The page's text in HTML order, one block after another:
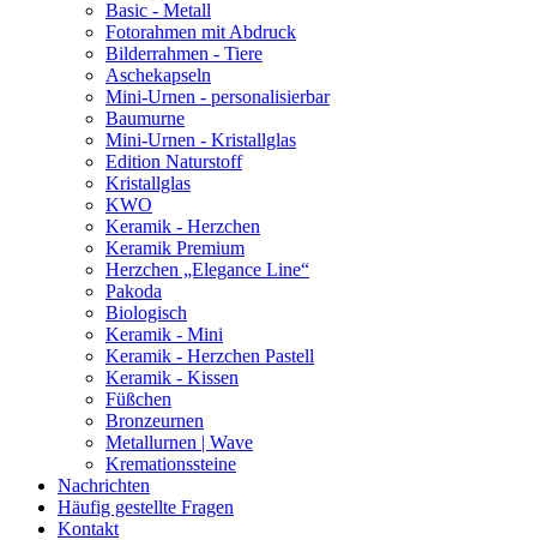
Basic - Metall
Fotorahmen mit Abdruck
Bilderrahmen - Tiere
Aschekapseln
Mini-Urnen - personalisierbar
Baumurne
Mini-Urnen - Kristallglas
Edition Naturstoff
Kristallglas
KWO
Keramik - Herzchen
Keramik Premium
Herzchen „Elegance Line“
Pakoda
Biologisch
Keramik - Mini
Keramik - Herzchen Pastell
Keramik - Kissen
Füßchen
Bronzeurnen
Metallurnen | Wave
Kremationssteine
Nachrichten
Häufig gestellte Fragen
Kontakt